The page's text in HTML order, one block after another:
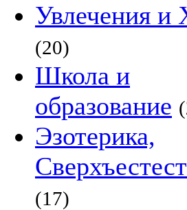
Увлечения и
(20)
Школа и
образование
Эзотерика,
(17)